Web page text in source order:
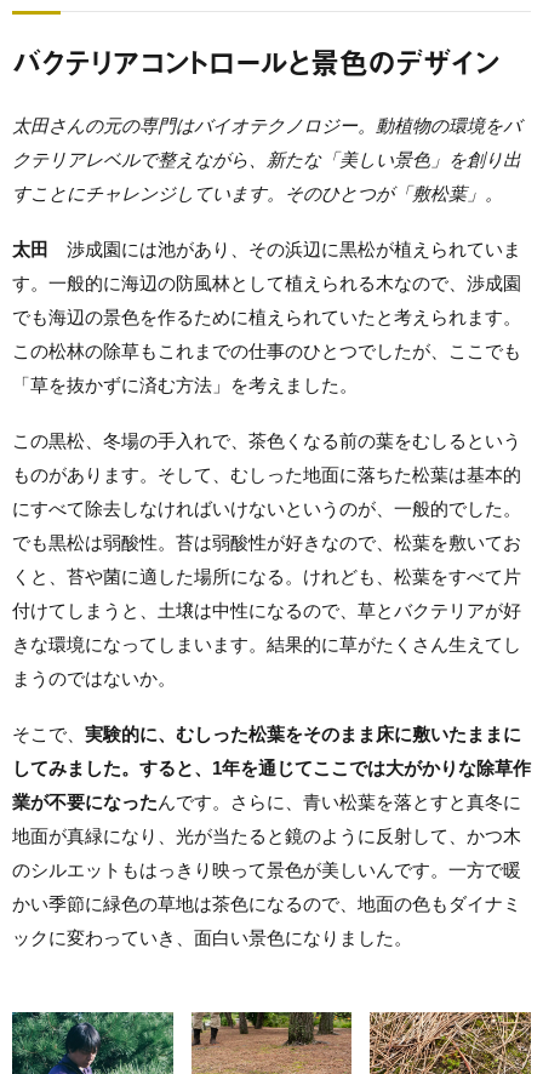
バクテリアコントロールと景色のデザイン
太田さんの元の専門はバイオテクノロジー。動植物の環境をバ
クテリアレベルで整えながら、新たな「美しい景色」を創り出
すことにチャレンジしています。そのひとつが「敷松葉」。
太田
渉成園には池があり、その浜辺に黒松が植えられていま
す。一般的に海辺の防風林として植えられる木なので、渉成園
でも海辺の景色を作るために植えられていたと考えられます。
この松林の除草もこれまでの仕事のひとつでしたが、ここでも
「草を抜かずに済む方法」を考えました。
この黒松、冬場の手入れで、茶色くなる前の葉をむしるという
ものがあります。そして、むしった地面に落ちた松葉は基本的
にすべて除去しなければいけないというのが、一般的でした。
でも黒松は弱酸性。苔は弱酸性が好きなので、松葉を敷いてお
くと、苔や菌に適した場所になる。けれども、松葉をすべて片
付けてしまうと、土壌は中性になるので、草とバクテリアが好
きな環境になってしまいます。結果的に草がたくさん生えてし
まうのではないか。
そこで、 実験的に、むしった松葉をそのまま床に敷いたままに
してみました。すると、1年を通じてここでは大がかりな除草作
業が不要になったんです。さらに、青い松葉を落とすと真冬に
地面が真緑になり、光が当たると鏡のように反射して、かつ木
のシルエットもはっきり映って景色が美しいんです。一方で暖
かい季節に緑色の草地は茶色になるので、地面の色もダイナミ
ックに変わっていき、面白い景色になりました。